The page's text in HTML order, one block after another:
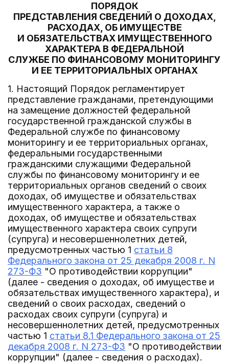
ПОРЯДОК
ПРЕДСТАВЛЕНИЯ СВЕДЕНИЙ О ДОХОДАХ,
РАСХОДАХ, ОБ ИМУЩЕСТВЕ
И ОБЯЗАТЕЛЬСТВАХ ИМУЩЕСТВЕННОГО
ХАРАКТЕРА В ФЕДЕРАЛЬНОЙ
СЛУЖБЕ ПО ФИНАНСОВОМУ МОНИТОРИНГУ
И ЕЕ ТЕРРИТОРИАЛЬНЫХ ОРГАНАХ
1. Настоящий Порядок регламентирует
представление гражданами, претендующими
на замещение должностей федеральной
государственной гражданской службы в
Федеральной службе по финансовому
мониторингу и ее территориальных органах,
федеральными государственными
гражданскими служащими Федеральной
службы по финансовому мониторингу и ее
территориальных органов сведений о своих
доходах, об имуществе и обязательствах
имущественного характера, а также о
доходах, об имуществе и обязательствах
имущественного характера своих супруги
(супруга) и несовершеннолетних детей,
предусмотренных частью 1 статьи 8
Федерального закона от 25 декабря 2008 г. N
273-ФЗ "О противодействии коррупции"
(далее - сведения о доходах, об имуществе и
обязательствах имущественного характера), и
сведений о своих расходах, сведений о
расходах своих супруги (супруга) и
несовершеннолетних детей, предусмотренных
частью 1 статьи 8.1 Федерального закона от 25
декабря 2008 г. N 273-ФЗ "О противодействии
коррупции" (далее - сведения о расходах).